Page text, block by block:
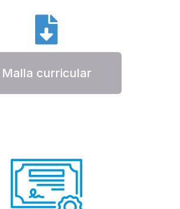
Malla curricular